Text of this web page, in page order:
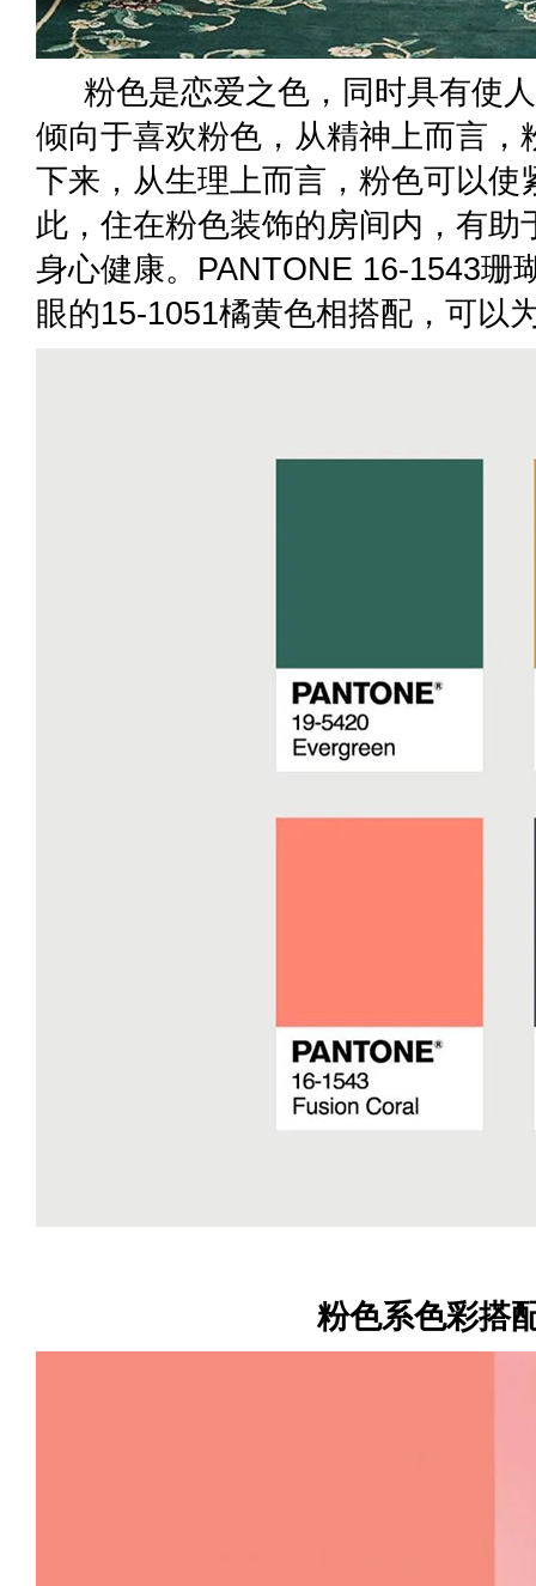
粉色是恋爱之色，同时具有使
倾向于喜欢粉色，从精神上而言
下来，从生理上而言，粉色可以使
此，住在粉色装饰的房间内，有
身心健康。PANTONE 16-1543珊
眼的15-1051橘黄色相搭配，可以
粉色系色彩搭